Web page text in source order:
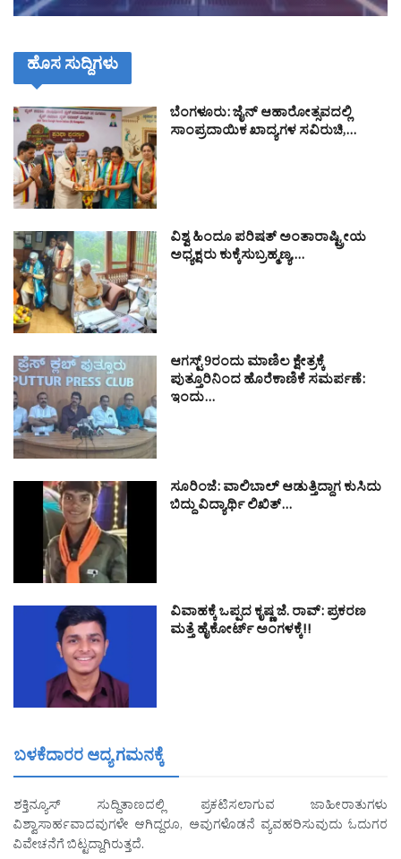
ಹೊಸ ಸುದ್ದಿಗಳು
ಬೆಂಗಳೂರು: ಜೈನ್ ಆಹಾರೋತ್ಸವದಲ್ಲಿ
ಸಾಂಪ್ರದಾಯಿಕ ಖಾದ್ಯಗಳ ಸವಿರುಚಿ,…
ವಿಶ್ವ ಹಿಂದೂ ಪರಿಷತ್ ಅಂತಾರಾಷ್ಟ್ರೀಯ
ಅಧ್ಯಕ್ಷರು ಕುಕ್ಕೆಸುಬ್ರಹ್ಮಣ್ಯ,…
ಆಗಸ್ಟ್ 9ರಂದು ಮಾಣಿಲ ಕ್ಷೇತ್ರಕ್ಕೆ
ಪುತ್ತೂರಿನಿಂದ ಹೊರೆಕಾಣಿಕೆ ಸಮರ್ಪಣೆ:
ಇಂದು…
ಸೂರಿಂಜೆ: ವಾಲಿಬಾಲ್ ಆಡುತ್ತಿದ್ದಾಗ ಕುಸಿದು
ಬಿದ್ದು ವಿದ್ಯಾರ್ಥಿ ಲಿಖಿತ್…
ವಿವಾಹಕ್ಕೆ ಒಪ್ಪದ ಕೃಷ್ಣ ಜೆ. ರಾವ್: ಪ್ರಕರಣ
ಮತ್ತೆ ಹೈಕೋರ್ಟ್ ಅಂಗಳಕ್ಕೆ!!
ಬಳಕೆದಾರರ ಆದ್ಯ ಗಮನಕ್ಕೆ
ಶಕ್ತಿನ್ಯೂಸ್ ಸುದ್ದಿತಾಣದಲ್ಲಿ ಪ್ರಕಟಿಸಲಾಗುವ ಜಾಹೀರಾತುಗಳು
ವಿಶ್ವಾಸಾರ್ಹವಾದವುಗಳೇ ಆಗಿದ್ದರೂ, ಅವುಗಳೊಡನೆ ವ್ಯವಹರಿಸುವುದು ಓದುಗರ
ವಿವೇಚನೆಗೆ ಬಿಟ್ಟದ್ದಾಗಿರುತ್ತದೆ.